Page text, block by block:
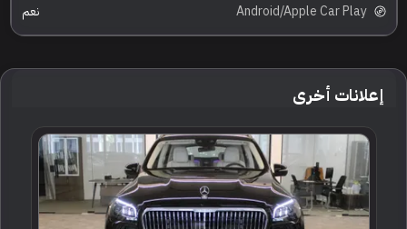
Android/Apple Car Play نعم
إعلانات أخرى